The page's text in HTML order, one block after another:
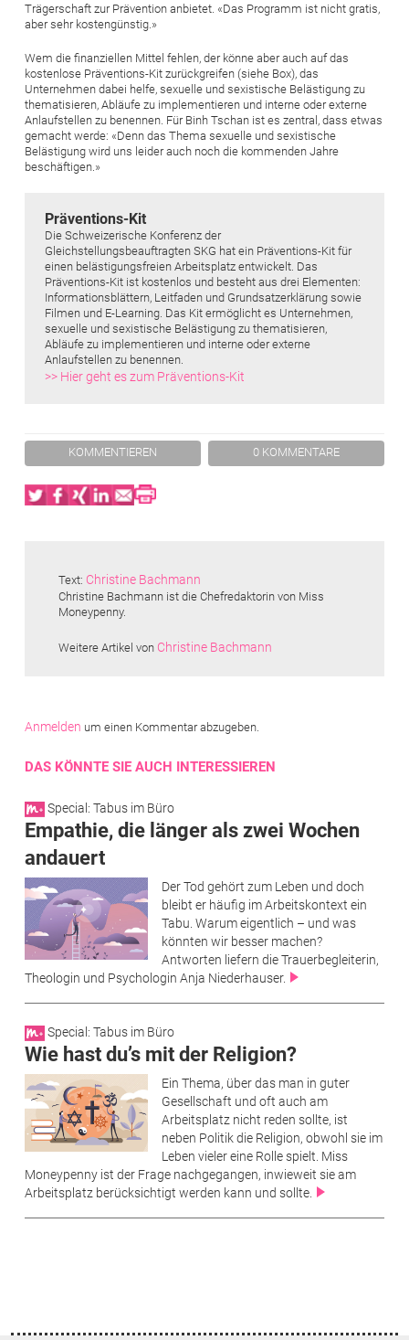
Trägerschaft zur Prävention anbietet. «Das Programm ist nicht gratis,
aber sehr kostengünstig.»
Wem die finanziellen Mittel fehlen, der könne aber auch auf das
kostenlose Präventions-­Kit zurückgreifen (siehe Box), das
Unternehmen dabei helfe, sexuelle und sexistische Belästigung zu
thematisieren, Abläufe zu implementieren und interne oder externe
Anlaufstellen zu benennen. Für Binh Tschan ist es zentral, dass etwas
gemacht werde: «Denn das Thema sexuelle und sexistische
Belästigung wird uns leider auch noch die kommenden Jahre
beschäftigen.»
Präventions-Kit
Die Schweizerische Konferenz der
Gleichstellungsbeauftragten SKG hat ein Präventions-Kit für
einen belästigungsfreien Arbeitsplatz entwickelt. Das
Präventions-Kit ist kostenlos und besteht aus drei Elementen:
Informationsblättern, Leitfaden und Grundsatzerklärung sowie
Filmen und E-Learning. Das Kit ermöglicht es Unternehmen,
sexuelle und sexistische Belästigung zu thematisieren,
Abläufe zu implementieren und interne oder externe
Anlaufstellen zu benennen.
>> Hier geht es zum Präventions-Kit
KOMMENTIEREN 0 KOMMENTARE
Twitter
Facebook
XING
LinkedIn
Email
Print
Text: Christine Bachmann
Christine Bachmann ist die Chefredaktorin von Miss
Moneypenny.
Weitere Artikel von Christine Bachmann
Anmelden um einen Kommentar abzugeben.
DAS KÖNNTE SIE AUCH INTERESSIEREN
Special: Tabus im Büro
Empathie, die länger als zwei Wochen
andauert
Der Tod gehört zum Leben und doch
bleibt er häufig im Arbeitskontext ein
Tabu. Warum eigentlich – und was
könnten wir besser machen?
Antworten liefern die Trauerbegleiterin,
Theologin und Psychologin Anja Niederhauser.
Special: Tabus im Büro
Wie hast du’s mit der Religion?
Ein Thema, über das man in guter
Gesellschaft und oft auch am
Arbeitsplatz nicht reden sollte, ist
neben Politik die Religion, obwohl sie im
Leben vieler eine Rolle spielt. Miss
Moneypenny ist der Frage nachgegangen, inwieweit sie am
Arbeitsplatz berücksichtigt werden kann und sollte.